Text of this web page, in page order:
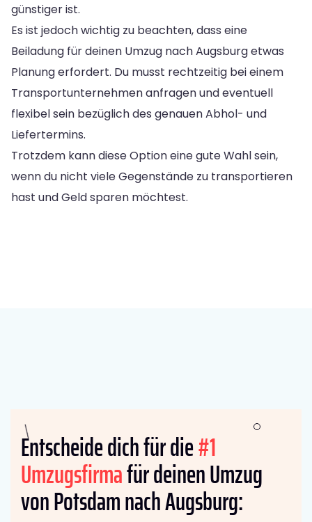
günstiger ist.
Es ist jedoch wichtig zu beachten, dass eine
Beiladung für deinen Umzug nach Augsburg etwas
Planung erfordert. Du musst rechtzeitig bei einem
Transportunternehmen anfragen und eventuell
flexibel sein bezüglich des genauen Abhol- und
Liefertermins.
Trotzdem kann diese Option eine gute Wahl sein,
wenn du nicht viele Gegenstände zu transportieren
hast und Geld sparen möchtest.
Entscheide dich für die#1
Umzugsfirmafür deinen Umzug
von Potsdam nach Augsburg: